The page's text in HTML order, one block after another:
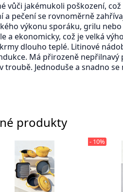
vůči jakémukoli poškození,
pečení se rovnoměrně
výkonu sporáku, grilu
ekonomicky, což je velká
dlouho teplé. Litinové
Má přirozeně
Jednoduše a snadno
produkty
- 10%